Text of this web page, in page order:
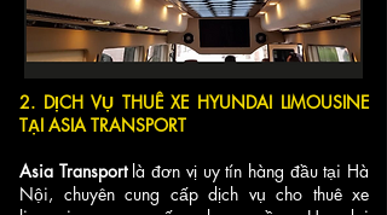
2. DỊCH VỤ THUÊ XE HYUNDAI LIMOUSINE
TẠI ASIA TRANSPORT
Asia Transportlà đơn vị uy tín hàng đầu tại Hà
Nội, chuyên cung cấp dịch vụ cho thuê xe